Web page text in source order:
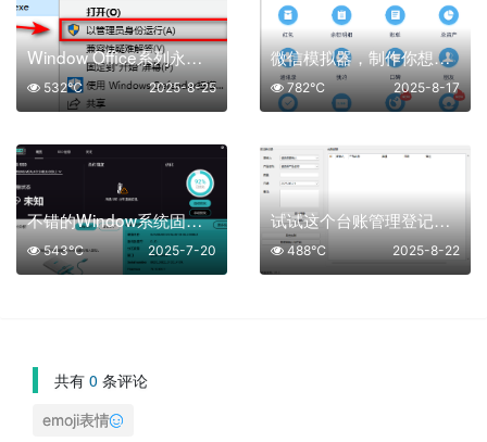
Window Office系列永久激活工具
2025-8-25
532℃
微信模拟器，制作你想要的装逼图片
2025-8-17
782℃
不错的Window系统固态硬盘性能优化专家
2025-7-20
543℃
试试这个台账管理登记工具
2025-8-22
488℃
共有 0 条评论
emoji表情